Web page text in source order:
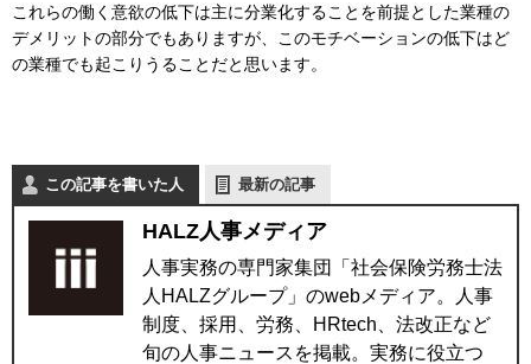
これらの働く意欲の低下は主に分業化することを前提とした業種の
デメリットの部分でもありますが、このモチベーションの低下はど
の業種でも起こりうることだと思います。
この記事を書いた人 最新の記事
HALZ人事メディア
人事実務の専門家集団「社会保険労務士法
人HALZグループ」のwebメディア。人事
制度、採用、労務、HRtech、法改正など
旬の人事ニュースを掲載。実務に役立つ